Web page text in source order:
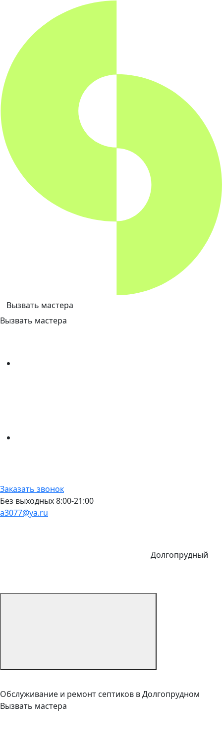
Вызвать мастера
Вызвать мастера
Заказать звонок
Без выходных 8:00-21:00
a3077@ya.ru
Долгопрудный
Обслуживание и ремонт септиков в Долгопрудном
Вызвать мастера